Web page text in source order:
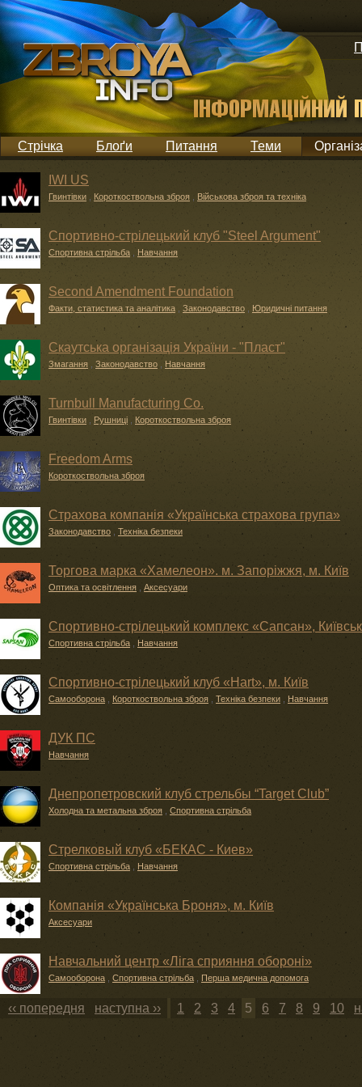
Стрічка Блоґи Питання Теми
IWI US
Гвинтівки Короткоствольна зброя Військова зброя та техніка
Спортивно-стрілецький клуб "Steel Argument"
Спортивна стрільба Навчання
Second Amendment Foundation
Факти, статистика та аналітика Законодавство Юридичні питання
Скаутська організація України - "Пласт"
Змагання Законодавство Навчання
Turnbull Manufacturing Co.
Гвинтівки Рушниці Короткоствольна зброя
Freedom Arms
Короткоствольна зброя
Страхова компанія «Українська страхова група»
Законодавство Техніка безпеки
Торгова марка «Хамелеон». м. Запоріжжя, м. Київ
Оптика та освітлення Аксесуари
Спортивно-стрілецький комплекс «Сапсан»,
Спортивна стрільба Навчання
Спортивно-стрілецький клуб «Hart», м. Київ
Самооборона Короткоствольна зброя Техніка безпеки Навчання
ДУК ПС
Навчання
Днепропетровский клуб стрельбы “Target Club”
Холодна та метальна зброя Спортивна стрільба
Стрелковый клуб «БЕКАС - Киев»
Спортивна стрільба Навчання
Компанія «Українська Броня», м. Київ
Аксесуари
Навчальний центр «Ліга сприяння обороні»
Самооборона Спортивна стрільба Перша медична допомога
‹‹ попередня наступна ›› 1 2 3 4 5 6 7 8 9 10